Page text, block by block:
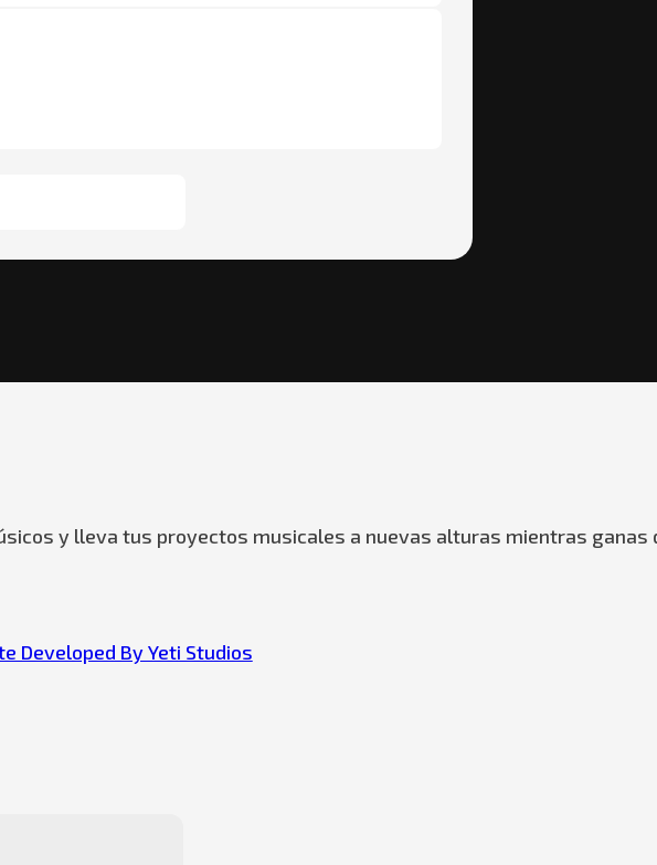
y lleva tus proyectos musicales a nuevas alturas mientras ganas
Developed By Yeti Studios